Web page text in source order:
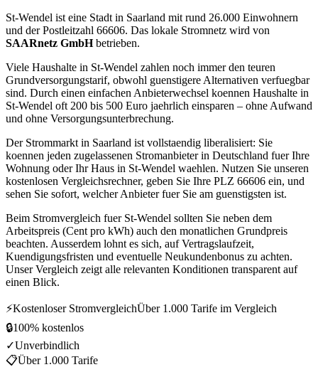
St-Wendel ist eine Stadt in Saarland mit rund 26.000 Einwohnern
und der Postleitzahl 66606. Das lokale Stromnetz wird von
SAARnetz GmbHbetrieben.
Viele Haushalte in St-Wendel zahlen noch immer den teuren
Grundversorgungstarif, obwohl guenstigere Alternativen verfuegbar
sind. Durch einen einfachen Anbieterwechsel koennen Haushalte in
St-Wendel oft 200 bis 500 Euro jaehrlich einsparen – ohne Aufwand
und ohne Versorgungsunterbrechung.
Der Strommarkt in Saarland ist vollstaendig liberalisiert: Sie
koennen jeden zugelassenen Stromanbieter in Deutschland fuer Ihre
Wohnung oder Ihr Haus in St-Wendel waehlen. Nutzen Sie unseren
kostenlosen Vergleichsrechner, geben Sie Ihre PLZ 66606 ein, und
sehen Sie sofort, welcher Anbieter fuer Sie am guenstigsten ist.
Beim Stromvergleich fuer St-Wendel sollten Sie neben dem
Arbeitspreis (Cent pro kWh) auch den monatlichen Grundpreis
beachten. Ausserdem lohnt es sich, auf Vertragslaufzeit,
Kuendigungsfristen und eventuelle Neukundenbonus zu achten.
Unser Vergleich zeigt alle relevanten Konditionen transparent auf
einen Blick.
⚡Kostenloser StromvergleichÜber 1.000 Tarife im Vergleich
🔒100% kostenlos
✓Unverbindlich
📋Über 1.000 Tarife